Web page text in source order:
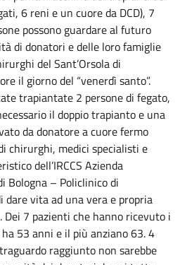
6 reni e un cuore da DCD), 7
possono guardare al futuro
di donatori e delle loro famiglie
del Sant’Orsola di
il giorno del “venerdì santo”.
trapiantate 2 persone di fegato,
il doppio trapianto e una
da donatore a cuore fermo
chirurghi, medici specialisti e
dell’IRCCS Azienda
Bologna – Policlinico di
dare vita ad una vera e propria
7 pazienti che hanno ricevuto i
53 anni e il più anziano 63. 4
raggiunto non sarebbe